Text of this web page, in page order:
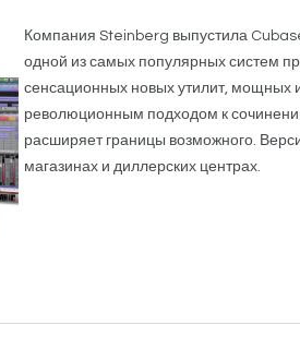
Компания Steinberg выпустила
одной из самых популярных систем
сенсационных новых утилит, мощных
революционным подходом к
расширяет границы возможного.
магазинах и диллерских центрах.